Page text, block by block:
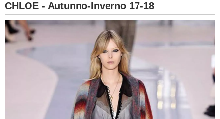
CHLOE - Autunno-Inverno 17-18